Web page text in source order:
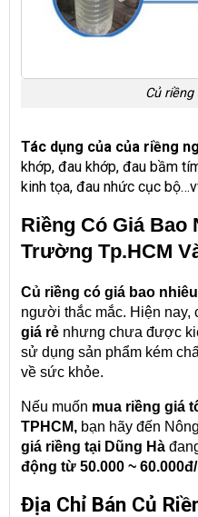
Củ
Tác dụng của của riềng
khớp, đau khớp, đau bầm
kinh tọa, đau nhức cục
Riềng Có Giá Bao
Trường Tp.HCM
Củ riềng có giá bao
người thắc mắc. Hiện nay,
giá rẻ nhưng chưa được
sử dụng sản phẩm kém
về sức khỏe.
Nếu muốn mua riềng giá
TPHCM, bạn hãy đến
giá riềng tại Dũng Hà
động từ 50.000 ~
Địa Chỉ Bán Củ